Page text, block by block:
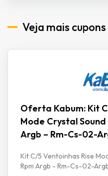
Veja mais
Oferta Kabum: Kit
Mode Crystal Sound
Argb – Rm-Cs-02-
Kit C/5 Ventoinhas Rise
Rpm Argb - Rm-Cs-02-